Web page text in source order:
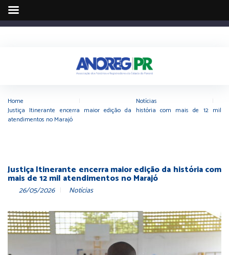
Home Notícias
Justiça Itinerante encerra maior edição da história com mais de 12 mil
atendimentos no Marajó
Justiça Itinerante encerra maior edição da história com
mais de 12 mil atendimentos no Marajó
26/05/2026 Notícias